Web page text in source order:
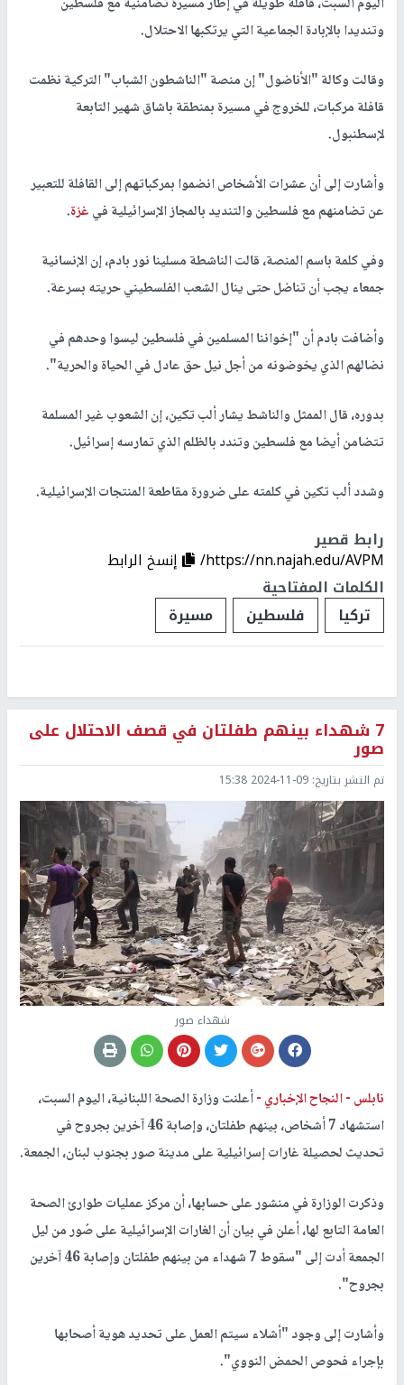
وتنديدا بالإبادة الجماعية التي يرتكبها الاحتلال.
وقالت وكالة "الأناضول" إن منصة "الناشطون الشباب" التركية نظمت
قافلة مركبات، للخروج في مسيرة بمنطقة باشاق شهير التابعة
لإسطنبول.
وأشارت إلى أن عشرات الأشخاص انضموا بمركباتهم إلى القافلة للتعبير
عن تضامنهم مع فلسطين والتنديد بالمجاز الإسرائيلية فيغزة.
وفي كلمة باسم المنصة، قالت الناشطة مسلينا نور بادم، إن الإنسانية
جمعاء يجب أن تناضل حتى ينال الشعب الفلسطيني حريته بسرعة.
وأضافت بادم أن "إخواننا المسلمين في فلسطين ليسوا وحدهم في
نضالهم الذي يخوضونه من أجل نيل حق عادل في الحياة والحرية".
بدوره، قال الممثل والناشط يشار ألب تكين، إن الشعوب غير المسلمة
تتضامن أيضا مع فلسطين وتندد بالظلم الذي تمارسه إسرائيل.
وشدد ألب تكين في كلمته على ضرورة مقاطعة المنتجات الإسرائيلية.
رابط قصير
https://nn.najah.edu/AVPM/
إنسخ الرابط
الكلمات المفتاحية
تركيا
فلسطين مسيرة
7 شهداء بينهم طفلتان في قصف الاحتلال على
صور
تم النشر بتاريخ: 2024-11-09 15:38
شهداء صور
نابلس -النجاح الإخباري -أعلنت وزارة الصحة اللبنانية، اليوم السبت،
استشهاد 7 أشخاص، بينهم طفلتان، وإصابة 46 آخرين بجروح في
تحديث لحصيلة غارات إسرائيلية على مدينة صور بجنوب لبنان، الجمعة.
وذكرت الوزارة في منشور على حسابها، أن مركز عمليات طوارئ الصحة
العامة التابع لها، أعلن في بيان أن الغارات الإسرائيلية على صُور من ليل
الجمعة أدت إلى "سقوط 7 شهداء من بينهم طفلتان وإصابة 46 آخرين
بجروح".
وأشارت إلى وجود "أشلاء سيتم العمل على تحديد هوية أصحابها
بإجراء فحوص الحمض النووي".